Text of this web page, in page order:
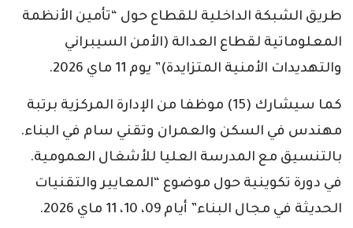
طريق الشبكة الداخلية للقطاع حول “تأمين الأنظمة
المعلوماتية لقطاع العدالة (الأمن السيبراني
والتهديدات الأمنية المتزايدة)” يوم 11 ماي 2026.
كما سيشارك (15) موظفا من الإدارة المركزية برتبة
مهندس في السكن والعمران وتقني سام في البناء.
بالتنسيق مع المدرسة العليا للأشغال العمومية.
في دورة تكوينية حول موضوع “المعايير والتقنيات
الحديثة في مجال البناء” أيام 09، 10، 11 ماي 2026.